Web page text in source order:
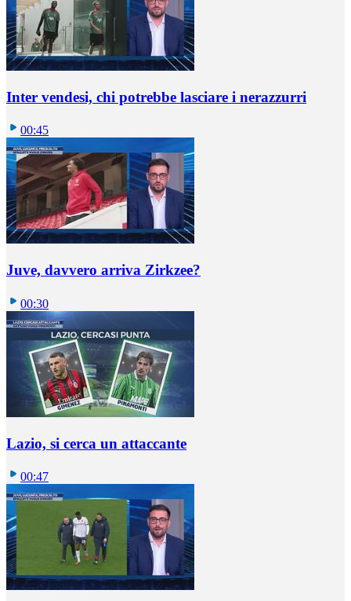
Inter vendesi, chi potrebbe lasciare i nerazzurri
00:45
Juve, davvero arriva Zirkzee?
00:30
Lazio, si cerca un attaccante
00:47